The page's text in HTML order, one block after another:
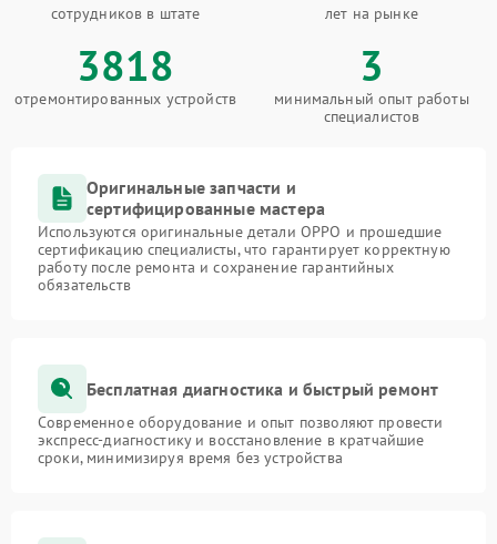
сотрудников в штате лет на рынке
3818
отремонтированных устройств
3
минимальный опыт работы
специалистов
Оригинальные запчасти и
сертифицированные мастера
Используются оригинальные детали OPPO и прошедшие
сертификацию специалисты, что гарантирует корректную
работу после ремонта и сохранение гарантийных
обязательств
Бесплатная диагностика и быстрый ремонт
Современное оборудование и опыт позволяют провести
экспресс-диагностику и восстановление в кратчайшие
сроки, минимизируя время без устройства